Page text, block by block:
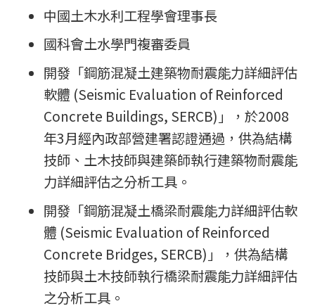
中國土木水利工程學會理事長
國科會土水學門複審委員
開發「鋼筋混凝土建築物耐震能力詳細評估
軟體 (Seismic Evaluation of Reinforced
Concrete Buildings, SERCB)」，於2008
年3月經內政部營建署認證通過，供為結構
技師、土木技師與建築師執行建築物耐震能
力詳細評估之分析工具。
開發「鋼筋混凝土橋梁耐震能力詳細評估軟
體 (Seismic Evaluation of Reinforced
Concrete Bridges, SERCB)」，供為結構
技師與土木技師執行橋梁耐震能力詳細評估
之分析工具。